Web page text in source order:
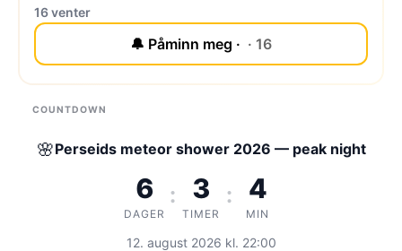
16 venter
🔔 Påminn meg · · 16
COUNTDOWN
🌸Perseids meteor shower 2026 — peak night
6
DAGER
: 3
TIMER
: 4
MIN
12. august 2026 kl. 22:00